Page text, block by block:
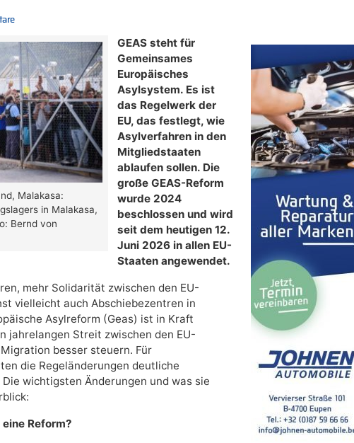
Malakasa:
in Malakasa,
Bernd von
GEAS steht für
Gemeinsames
Europäisches
Asylsystem. Es ist
das Regelwerk der
EU, das festlegt, wie
Asylverfahren in den
Mitgliedstaaten
ablaufen sollen. Die
große GEAS-Reform
wurde 2024
beschlossen und wird
seit dem heutigen 12.
Juni 2026 in allen EU-
Staaten angewendet.
mehr Solidarität zwischen den EU-
vielleicht auch Abschiebezentren in
Asylreform (Geas) ist in Kraft
jahrelangen Streit zwischen den EU-
besser steuern. Für
die Regeländerungen deutliche
wichtigsten Änderungen und was sie
Reform?